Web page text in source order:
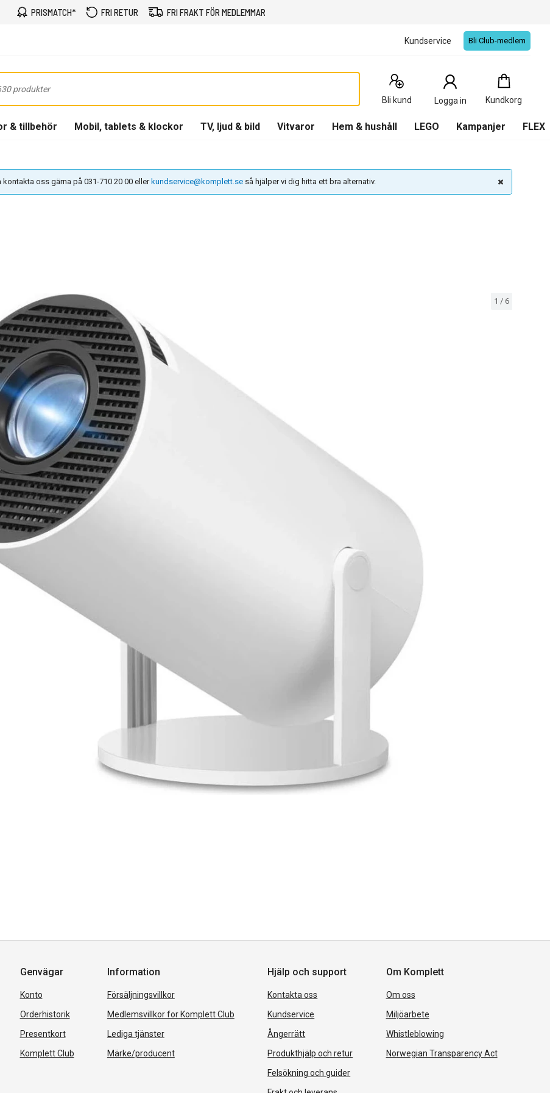
PRISMATCH* FRI RETUR FRI FRAKT FÖR MEDLEMMAR
Kundservice Bli Club-medlem
Bli kund Logga in Kundkorg
Kundkorg
0
Produkter
& tillbehör Mobil, tablets & klockor TV, ljud & bild Vitvaror Hem & hushåll LEGO Kampanjer FLEX
oss gärna på 031-710 20 00 eller kundservice@komplett.se så hjälper vi dig hitta ett bra alternativ.
1 / 6
Genvägar
Konto
Orderhistorik
Presentkort
Komplett Club
Information
Försäljningsvillkor
Medlemsvillkor for Komplett Club
Lediga tjänster
Märke/producent
Hjälp och support
Kontakta oss
Kundservice
Ångerrätt
Produkthjälp och retur
Felsökning och guider
Om Komplett
Om oss
Miljöarbete
Whistleblowing
Norwegian Transparency Act